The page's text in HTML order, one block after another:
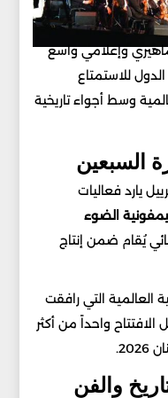
وإعلامي واسع
للاستمتاع
وسط أجواء تاريخية
السبعين
يارد فعاليات
الضوء
يُقام ضمن إنتاج
العالمية التي رافقت
واحداً من أكثر
والفن